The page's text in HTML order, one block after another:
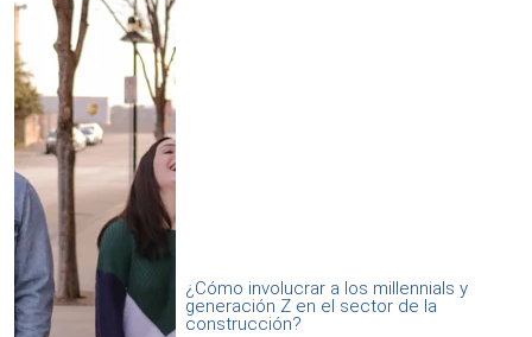
¿Cómo involucrar a los millennials y
generación Z en el sector de la
construcción?